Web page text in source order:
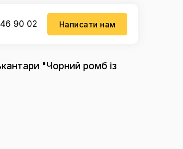
90 02 Написати нам
"Чорний ромб із